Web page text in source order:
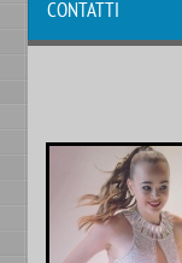
CONTATTI